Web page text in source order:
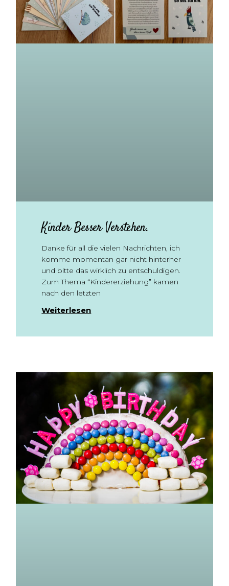
Kinder Besser Verstehen.
Danke für all die vielen Nachrichten, ich
komme momentan gar nicht hinterher
und bitte das wirklich zu entschuldigen.
Zum Thema “Kindererziehung” kamen
nach den letzten
Weiterlesen